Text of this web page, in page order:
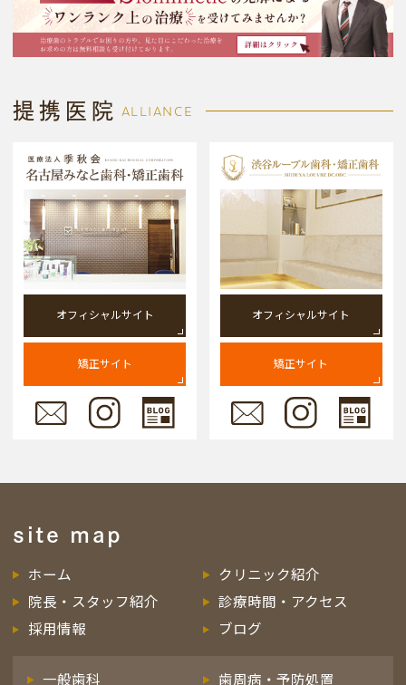
提携医院 ALLIANCE
オフィシャルサイト
矯正サイト
オフィシャルサイト
矯正サイト
site map
ホーム
クリニック紹介
院長・スタッフ紹介
診療時間・アクセス
採用情報
ブログ
一般歯科 歯周病・予防処置